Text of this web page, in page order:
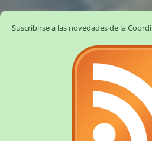
Suscribirse a las novedades de la